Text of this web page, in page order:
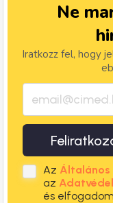
Ne
Iratkozz fel, hogy
Az Általános
az
és